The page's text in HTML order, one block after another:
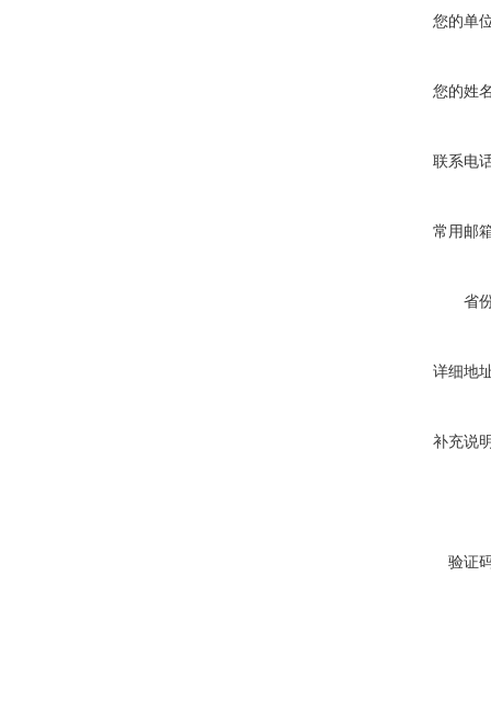
您的单
您的姓
联系电
常用邮
省
详细地
补充说
验证